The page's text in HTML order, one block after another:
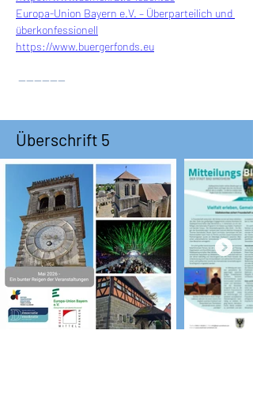
Europa-Union Bayern e.V. – Überparteilich und
überkonfessionell
https://www.buergerfonds.eu
------------
Überschrift 5